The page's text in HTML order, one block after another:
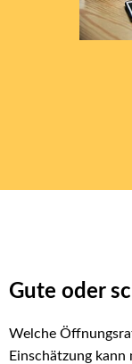
Gute oder
Welche
Einschätzung